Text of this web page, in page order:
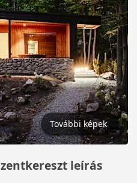
További képek
leírás